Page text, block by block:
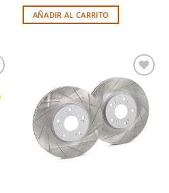
AÑADIR AL CARRITO
Añadir
a la
lista de
deseos